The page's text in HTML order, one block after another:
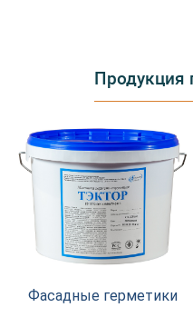
Продукция
Фасадные герметики